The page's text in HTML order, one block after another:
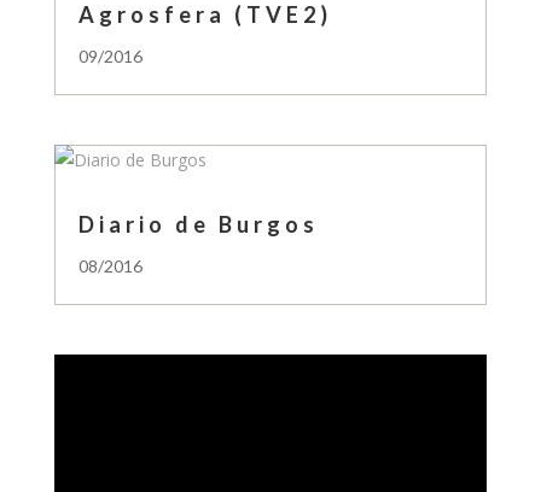
Agrosfera (TVE2)
09/2016
Diario de Burgos
08/2016